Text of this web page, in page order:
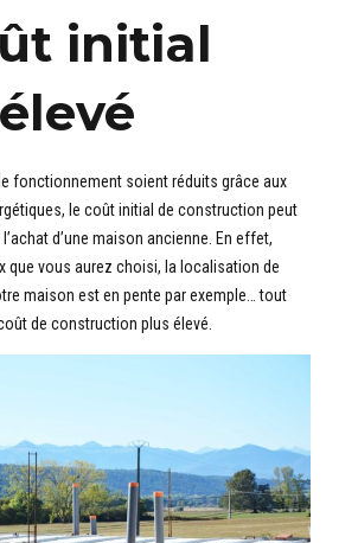
initial
fonctionnement soient réduits grâce aux
le coût initial de construction peut
d’une maison ancienne. En effet,
que vous aurez choisi, la localisation de
maison est en pente par exemple… tout
de construction plus élevé.